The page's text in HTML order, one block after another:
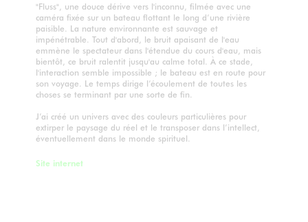
"Fluss", une douce dérive vers l'inconnu, filmée avec une
caméra fixée sur un bateau flottant le long d’une rivière
paisible. La nature environnante est sauvage et
impénétrable. Tout d'abord, le bruit apaisant de l'eau
emmène le spectateur dans l'étendue du cours d'eau, mais
bientôt, ce bruit ralentit jusqu'au calme total. À ce stade,
l'interaction semble impossible ; le bateau est en route pour
son voyage. Le temps dirige l’écoulement de toutes les
choses se terminant par une sorte de fin.
J’ai créé un univers avec des couleurs particulières pour
extirper le paysage du réel et le transposer dans l’intellect,
éventuellement dans le monde spirituel.
Site internet